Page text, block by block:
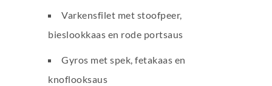
Varkensfilet met stoofpeer,
bieslookkaas en rode portsaus
Gyros met spek, fetakaas en
knoflooksaus